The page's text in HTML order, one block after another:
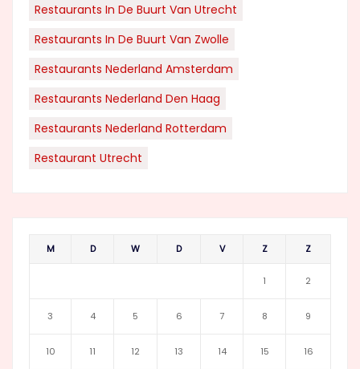
Restaurants In De Buurt Van Utrecht
Restaurants In De Buurt Van Zwolle
Restaurants Nederland Amsterdam
Restaurants Nederland Den Haag
Restaurants Nederland Rotterdam
Restaurant Utrecht
M D W D V Z Z
1 2
3 4 5 6 7 8 9
10 11 12 13 14 15 16